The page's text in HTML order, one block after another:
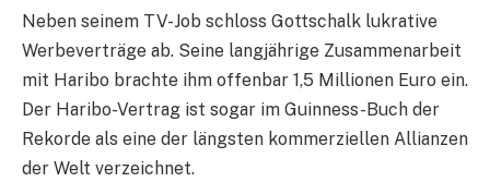
Neben seinem TV-Job schloss Gottschalk lukrative
Werbeverträge ab. Seine langjährige Zusammenarbeit
mit Haribo brachte ihm offenbar 1,5 Millionen Euro ein.
Der Haribo-Vertrag ist sogar im Guinness-Buch der
Rekorde als eine der längsten kommerziellen Allianzen
der Welt verzeichnet.